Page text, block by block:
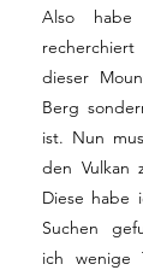
Also
dieser
Berg
ist. Nun
den Vulkan
Diese habe
Suchen
ich wenige